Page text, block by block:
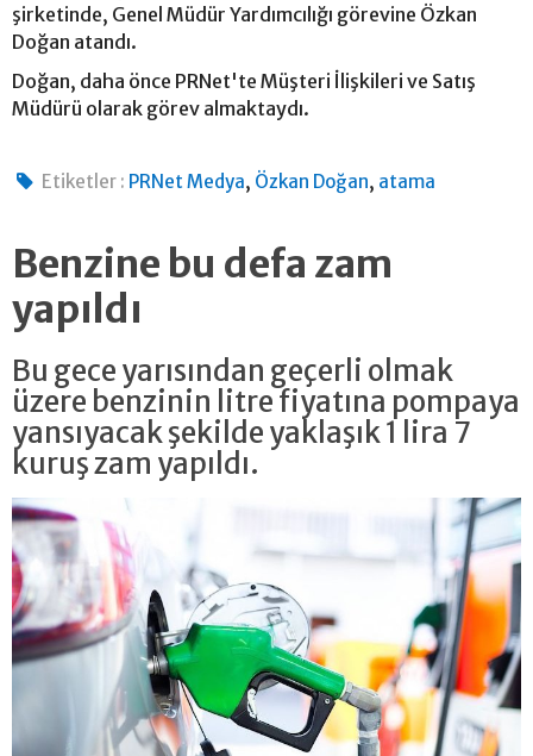
şirketinde, Genel Müdür Yardımcılığı görevine Özkan
Doğan atandı.
Doğan, daha önce PRNet'te Müşteri İlişkileri ve Satış
Müdürü olarak görev almaktaydı.
Etiketler : PRNet Medya, Özkan Doğan, atama
Benzine bu defa zam
yapıldı
Bu gece yarısından geçerli olmak
üzere benzinin litre fiyatına pompaya
yansıyacak şekilde yaklaşık 1 lira 7
kuruş zam yapıldı.